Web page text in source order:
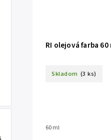
RI olejová farba
Skladom (3 ks)
60 ml